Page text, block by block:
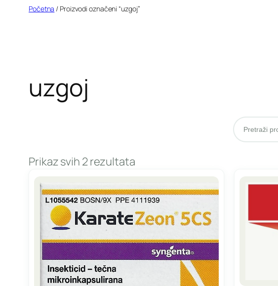
Početna / Proizvodi označeni “uzgoj”
uzgoj
Pretraži
Prikaz svih 2 rezultata